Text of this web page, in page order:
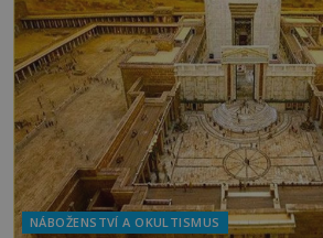
osobností ochraňují? Na hřbitově u kláštera
Milosrdných
NÁBOŽENSTVÍ A OKULTISMUS